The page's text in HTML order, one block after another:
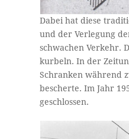
Dabei hat diese
und der Verlegung
schwachen Verkehr.
kurbeln. In der
Schranken während
bescherte. Im Jahr
geschlossen.